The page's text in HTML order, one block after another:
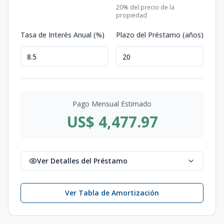
20% del precio de la
propiedad
Tasa de Interés Anual (%) Plazo del Préstamo (años)
Pago Mensual Estimado
US$ 4,477.97
Ver Detalles del Préstamo
Ver Tabla de Amortización